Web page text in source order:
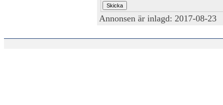
Annonsen är inlagd: 2017-08-23